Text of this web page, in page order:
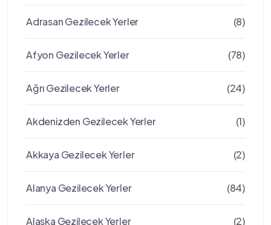
Adrasan Gezilecek Yerler (8)
Afyon Gezilecek Yerler (78)
Ağrı Gezilecek Yerler (24)
Akdenizden Gezilecek Yerler (1)
Akkaya Gezilecek Yerler (2)
Alanya Gezilecek Yerler (84)
Alaska Gezilecek Yerler (2)